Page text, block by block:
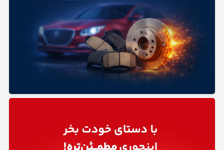
لوازم